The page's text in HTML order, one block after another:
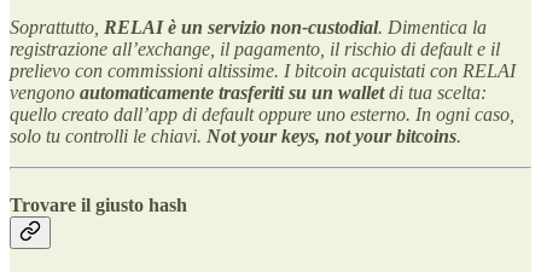
Soprattutto, RELAI è un servizio non-custodial. Dimentica la
registrazione all’exchange, il pagamento, il rischio di default e il
prelievo con commissioni altissime. I bitcoin acquistati con RELAI
vengono automaticamente trasferiti su un walletdi tua scelta:
quello creato dall’app di default oppure uno esterno. In ogni caso,
solo tu controlli le chiavi. Not your keys, not your bitcoins.
Trovare il giusto hash